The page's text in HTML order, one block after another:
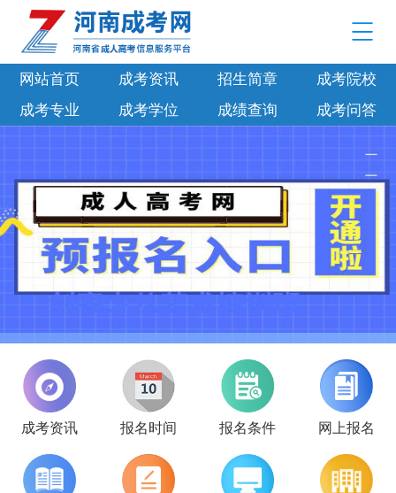
网站首页 成考资讯 招生简章
成考院校
成考专业
成考学位 成绩查询 成考问答
成考资讯 报名时间 报名条件 网上报名